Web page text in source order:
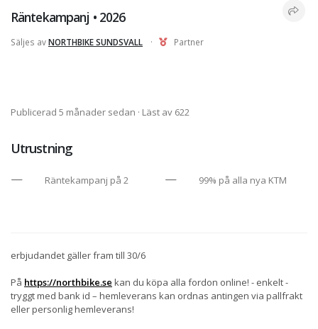
Räntekampanj • 2026
Säljes avNORTHBIKE SUNDSVALL · Partner
Publicerad 5 månader sedan · Läst av 622
Utrustning
Räntekampanj på 2 99% på alla nya KTM
erbjudandet gäller fram till 30/6
På https://northbike.se kan du köpa alla fordon online! - enkelt -
tryggt med bank id – hemleverans kan ordnas antingen via pallfrakt
eller personlig hemleverans!